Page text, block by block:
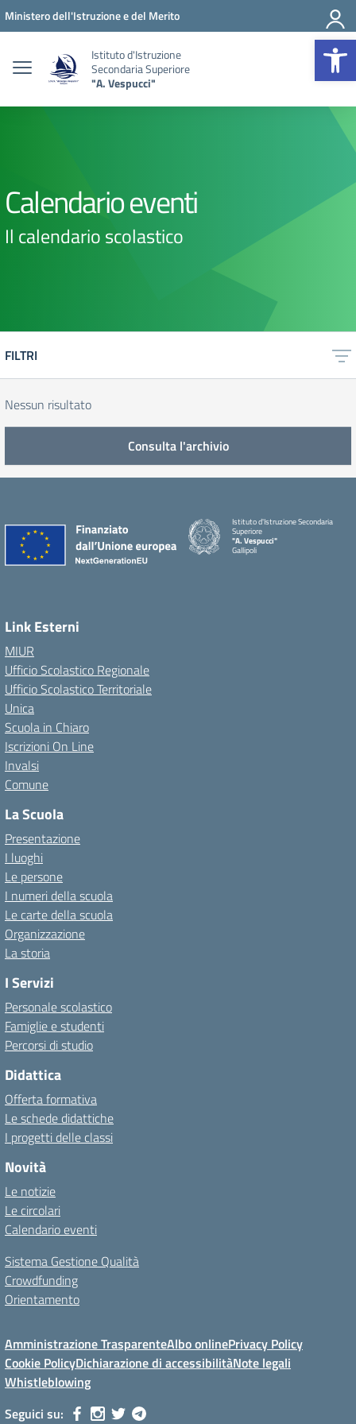
Vai ai contenuti
Vai al menu di navigazione
Vai al footer
Ministero dell'Istruzione e del Merito
Istituto d'Istruzione
Secondaria Superiore
"A. Vespucci"
Calendario eventi
Il calendario scolastico
FILTRI
Nessun risultato
Consulta l'archivio
Istituto d'Istruzione Secondaria
Superiore
"A. Vespucci"
Gallipoli
Link Esterni
MIUR
Ufficio Scolastico Regionale
Ufficio Scolastico Territoriale
Unica
Scuola in Chiaro
Iscrizioni On Line
Invalsi
Comune
La Scuola
Presentazione
I luoghi
Le persone
I numeri della scuola
Le carte della scuola
Organizzazione
La storia
I Servizi
Personale scolastico
Famiglie e studenti
Percorsi di studio
Didattica
Offerta formativa
Le schede didattiche
I progetti delle classi
Novità
Le notizie
Le circolari
Calendario eventi
Sistema Gestione Qualità
Crowdfunding
Orientamento
Amministrazione TrasparenteAlbo onlinePrivacy Policy
Cookie PolicyDichiarazione di accessibilitàNote legali
Whistleblowing
Seguici su: